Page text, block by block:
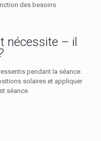
des besoins
nécessite – il
pendant la séance.
solaires et appliquer
séance.